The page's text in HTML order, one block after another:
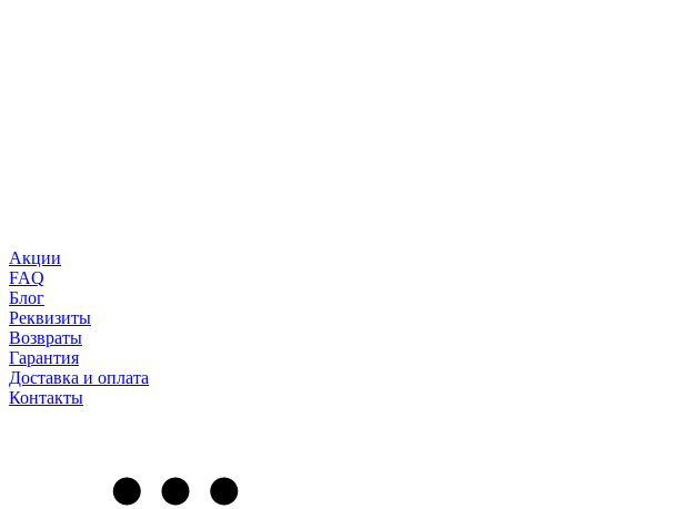
Акции
FAQ
Блог
Реквизиты
Возвраты
Гарантия
Доставка и оплата
Контакты